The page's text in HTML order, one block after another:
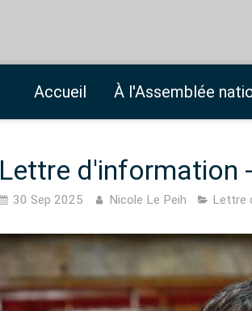
Accueil À l'Assemblée
Lettre d'information
30 Sep 2025 Nicole Le Peih Lettre